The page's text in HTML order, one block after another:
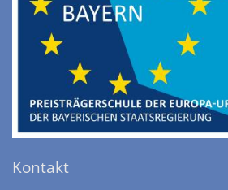
Kontakt